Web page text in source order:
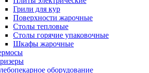
Грили для кур
Поверхности жарочные
Столы тепловые
Столы горячие упаковочные
Шкафы жарочные
оборудование